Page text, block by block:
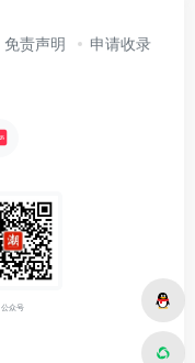
免责声明 申请收录
公众号